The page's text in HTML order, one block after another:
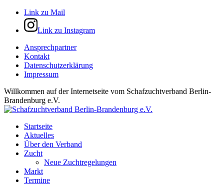
Link zu Mail
Link zu Instagram
Ansprechpartner
Kontakt
Datenschutzerklärung
Impressum
Willkommen auf der Internetseite vom Schafzuchtverband Berlin-
Brandenburg e.V.
Startseite
Aktuelles
Über den Verband
Zucht
Neue Zuchtregelungen
Markt
Termine